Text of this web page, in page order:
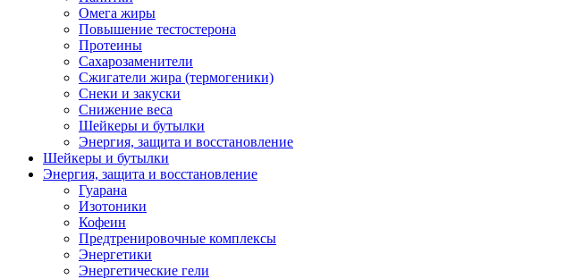
Омега жиры
Повышение тестостерона
Протеины
Сахарозаменители
Сжигатели жира (термогеники)
Снеки и закуски
Снижение веса
Шейкеры и бутылки
Энергия, защита и восстановление
Шейкеры и бутылки
Энергия, защита и восстановление
Гуарана
Изотоники
Кофеин
Предтренировочные комплексы
Энергетики
Энергетические гели